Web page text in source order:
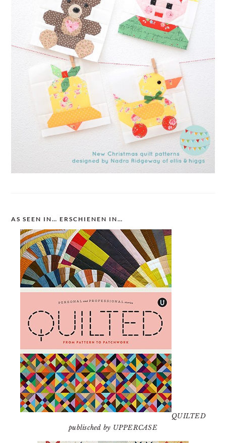
AS SEEN IN… ERSCHIENEN IN…
QUILTED
publisched by UPPERCASE